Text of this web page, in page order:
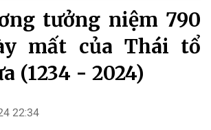
tưởng niệm 790
mất của Thái tổ
(1234 - 2024)
22:34